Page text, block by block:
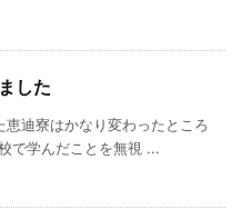
した
恵迪寮はかなり変わったところ
で学んだことを無視 ...